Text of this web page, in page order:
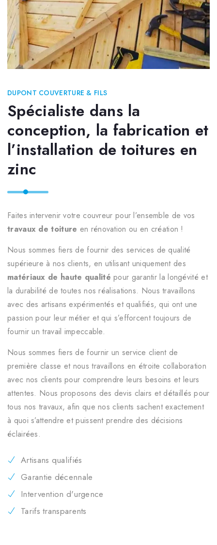
DUPONT COUVERTURE & FILS
Spécialiste dans la
conception, la fabrication et
l’installation de toitures en
zinc
Faites intervenir votre couvreur pour l’ensemble de vos
travaux de toiture en rénovation ou en création !
Nous sommes fiers de fournir des services de qualité
supérieure à nos clients, en utilisant uniquement des
matériaux de haute qualité pour garantir la longévité et
la durabilité de toutes nos réalisations. Nous travaillons
avec des artisans expérimentés et qualifiés, qui ont une
passion pour leur métier et qui s’efforcent toujours de
fournir un travail impeccable.
Nous sommes fiers de fournir un service client de
première classe et nous travaillons en étroite collaboration
avec nos clients pour comprendre leurs besoins et leurs
attentes. Nous proposons des devis clairs et détaillés pour
tous nos travaux, afin que nos clients sachent exactement
à quoi s’attendre et puissent prendre des décisions
éclairées.
Artisans qualifiés
Garantie décennale
Intervention d'urgence
Tarifs transparents